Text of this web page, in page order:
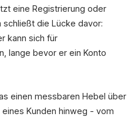
eine Registrierung oder
schließt die Lücke davor:
kann sich für
lange bevor er ein Konto
einen messbaren Hebel über
Kunden hinweg - vom